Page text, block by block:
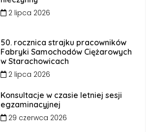
2 lipca 2026
50. rocznica strajku pracowników
Fabryki Samochodów Ciężarowych
w Starachowicach
2 lipca 2026
Konsultacje w czasie letniej sesji
egzaminacyjnej
29 czerwca 2026